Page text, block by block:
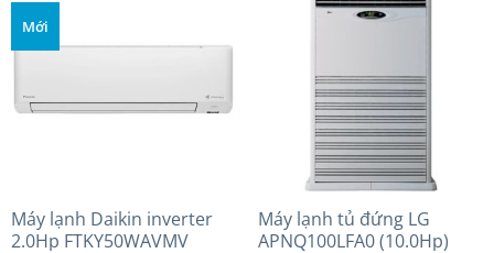
₫ 32.700.000.
Mới
Máy lạnh Daikin inverter
2.0Hp FTKY50WAVMV
Máy lạnh tủ đứng LG
APNQ100LFA0 (10.0Hp)